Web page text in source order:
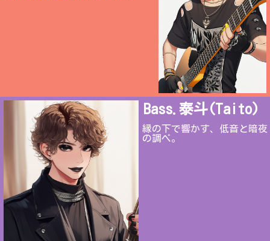
Bass.泰斗(Taito)
縁の下で響かす、低音と暗夜
の調べ。